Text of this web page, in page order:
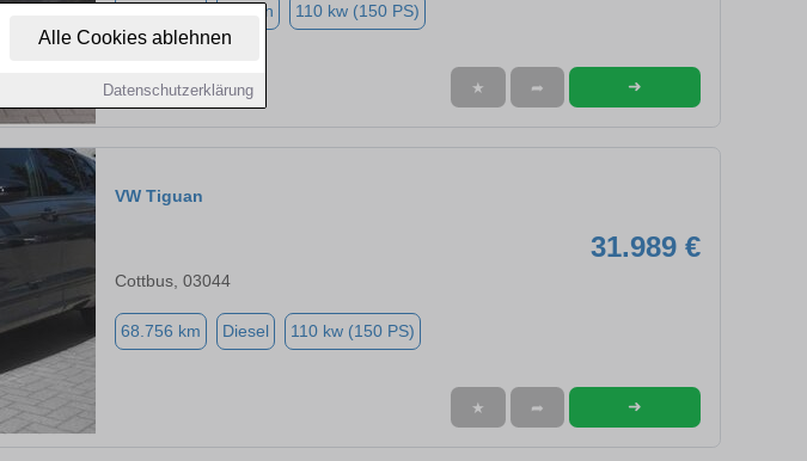
Alle Cookies ablehnen
Datenschutzerklärung
Benzin 110 kw (150 PS)
★ ➦ ➜
VW Tiguan
31.989 €
Cottbus, 03044
68.756 km Diesel 110 kw (150 PS)
★ ➦ ➜